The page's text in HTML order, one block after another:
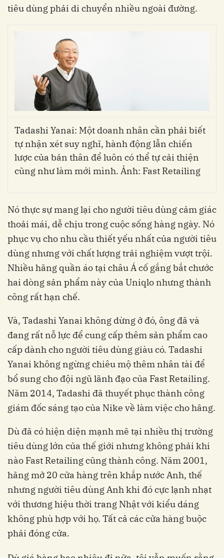
tiêu dùng phải di chuyển nhiều ngoài đường.
Tadashi Yanai: Một doanh nhân cần phải biết
tự nhận xét suy nghĩ, hành động lẫn chiến
lược của bản thân để luôn có thể tự cải thiện
cũng như làm mới mình. Ảnh: Fast Retailing
Nó thực sự mang lại cho người tiêu dùng cảm giác
thoải mái, dễ chịu trong cuộc sống hàng ngày. Nó
phục vụ cho nhu cầu thiết yếu nhất của người tiêu
dùng nhưng với chất lượng trải nghiệm vượt trội.
Nhiều hãng quần áo tại châu Á cố gắng bắt chước
hai dòng sản phẩm này của Uniqlo nhưng thành
công rất hạn chế.
Và, Tadashi Yanai không dừng ở đó, ông đã và
đang rất nỗ lực để cung cấp thêm sản phẩm cao
cấp dành cho người tiêu dùng giàu có. Tadashi
Yanai không ngừng chiêu mộ thêm nhân tài để
bổ sung cho đội ngũ lãnh đạo của Fast Retailing.
Năm 2014, Tadashi đã thuyết phục thành công
giám đốc sáng tạo của Nike về làm việc cho hãng.
Dù đã có hiện diện mạnh mẽ tại nhiều thị trường
tiêu dùng lớn của thế giới nhưng không phải khi
nào Fast Retailing cũng thành công. Năm 2001,
hãng mở 20 cửa hàng trên khắp nước Anh, thế
nhưng người tiêu dùng Anh khi đó cực lạnh nhạt
với thương hiệu thời trang Nhật với kiểu dáng
không phù hợp với họ. Tất cả các cửa hàng buộc
phải đóng cửa.